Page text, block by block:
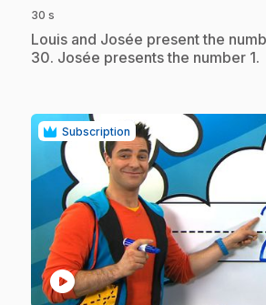
30 s
.Louis and Josée present the
30. Josée presents the number 1.
Subscription
play_circle